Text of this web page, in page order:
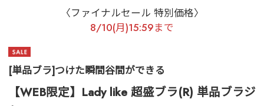
〈ファイナルセール 特別価格〉
8/10(月)15:59まで
[単品ブラ]つけた瞬間谷間ができる
【WEB限定】Lady like 超盛ブラ(R) 単品ブラジ